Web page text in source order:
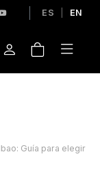
ES EN
Guía para elegir